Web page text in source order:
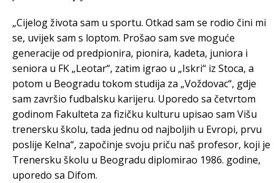
„Cijelog života sam u sportu. Otkad sam se rodio čini mi
se, uvijek sam s loptom. Prošao sam sve moguće
generacije od predpionira, pionira, kadeta, juniora i
seniora u FK „Leotar“, zatim igrao u „Iskri“ iz Stoca, a
potom u Beogradu tokom studija za „Voždovac“, gdje
sam završio fudbalsku karijeru. Uporedo sa četvrtom
godinom Fakulteta za fizičku kulturu upisao sam Višu
trenersku školu, tada jednu od najboljih u Evropi, prvu
poslije Kelna“, započinje svoju priču naš profesor, koji je
Trenersku školu u Beogradu diplomirao 1986. godine,
uporedo sa Difom.